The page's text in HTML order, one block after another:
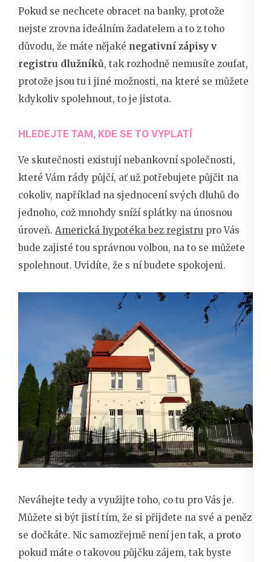
Pokud se nechcete obracet na banky, protože
nejste zrovna ideálním žadatelem a to z toho
důvodu, že máte nějaké negativní zápisy v
registru dlužníků, tak rozhodně nemusíte zoufat,
protože jsou tu i jiné možnosti, na které se můžete
kdykoliv spolehnout, to je jistota.
HLEDEJTE TAM, KDE SE TO VYPLATÍ
Ve skutečnosti existují nebankovní společnosti,
které Vám rády půjčí, ať už potřebujete půjčit na
cokoliv, například na sjednocení svých dluhů do
jednoho, což mnohdy sníží splátky na únosnou
úroveň. Americká hypotéka bez registru pro Vás
bude zajisté tou správnou volbou, na to se můžete
spolehnout. Uvidíte, že s ní budete spokojeni.
Neváhejte tedy a využijte toho, co tu pro Vás je.
Můžete si být jistí tím, že si přijdete na své a peněz
se dočkáte. Nic samozřejmě není jen tak, a proto
pokud máte o takovou půjčku zájem, tak byste